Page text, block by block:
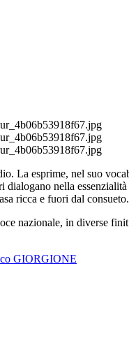
La esprime, nel suo
dialogano nella
ricca e fuori dal consueto.
nazionale, in diverse
GIORGIONE